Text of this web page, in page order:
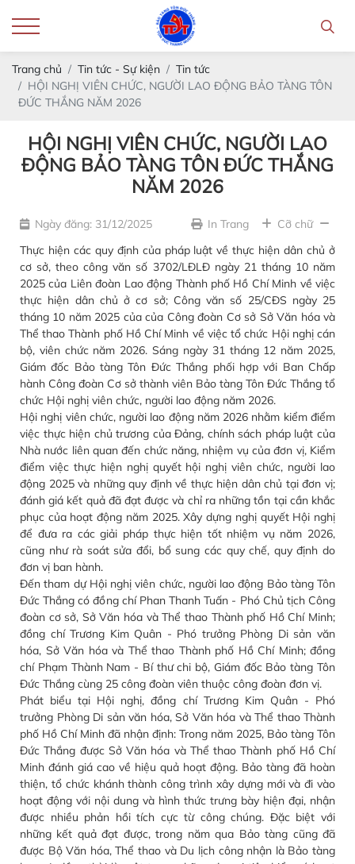
Trang chủ Tin tức - Sự kiện
Tin tức
HỘI NGHỊ VIÊN CHỨC, NGƯỜI LAO ĐỘNG BẢO TÀNG TÔN
ĐỨC THẮNG NĂM 2026
HỘI NGHỊ VIÊN CHỨC, NGƯỜI LAO
ĐỘNG BẢO TÀNG TÔN ĐỨC THẮNG
NĂM 2026
Ngày đăng: 31/12/2025 In Trang
Cỡ chữ
Thực hiện các quy định của pháp luật về thực hiện dân chủ ở
cơ sở, theo công văn số 3702/LĐLĐ ngày 21 tháng 10 năm
2025 của Liên đoàn Lao động Thành phố Hồ Chí Minh về việc
thực hiện dân chủ ở cơ sở; Công văn số 25/CĐS ngày 25
tháng 10 năm 2025 của của Công đoàn Cơ sở Sở Văn hóa và
Thể thao Thành phố Hồ Chí Minh về việc tổ chức Hội nghị cán
bộ, viên chức năm 2026. Sáng ngày 31 tháng 12 năm 2025,
Giám đốc Bảo tàng Tôn Đức Thắng phối hợp với Ban Chấp
hành Công đoàn Cơ sở thành viên Bảo tàng Tôn Đức Thắng tổ
chức Hội nghị viên chức, người lao động năm 2026.
Hội nghị viên chức, người lao động năm 2026 nhằm kiểm điểm
việc thực hiện chủ trương của Đảng, chính sách pháp luật của
Nhà nước liên quan đến chức năng, nhiệm vụ của đơn vị, Kiểm
điểm việc thực hiện nghị quyết hội nghị viên chức, người lao
động 2025 và những quy định về thực hiện dân chủ tại đơn vị;
đánh giá kết quả đã đạt được và chỉ ra những tồn tại cần khắc
phục của hoạt động năm 2025. Xây dựng nghị quyết Hội nghị
để đưa ra các giải pháp thực hiện tốt nhiệm vụ năm 2026,
cũng như rà soát sửa đổi, bổ sung các quy chế, quy định do
đơn vị ban hành.
Đến tham dự Hội nghị viên chức, người lao động Bảo tàng Tôn
Đức Thắng có đồng chí Phan Thanh Tuấn - Phó Chủ tịch Công
đoàn cơ sở, Sở Văn hóa và Thể thao Thành phố Hồ Chí Minh;
đồng chí Trương Kim Quân - Phó trưởng Phòng Di sản văn
hóa, Sở Văn hóa và Thể thao Thành phố Hồ Chí Minh; đồng
chí Phạm Thành Nam - Bí thư chi bộ, Giám đốc Bảo tàng Tôn
Đức Thắng cùng 25 công đoàn viên thuộc công đoàn đơn vị.
Phát biểu tại Hội nghị, đồng chí Trương Kim Quân - Phó
trưởng Phòng Di sản văn hóa, Sở Văn hóa và Thể thao Thành
phố Hồ Chí Minh đã nhận định: Trong năm 2025, Bảo tàng Tôn
Đức Thắng được Sở Văn hóa và Thể thao Thành phố Hồ Chí
Minh đánh giá cao về hiệu quả hoạt động. Bảo tàng đã hoàn
thiện, tổ chức khánh thành công trình xây dựng mới và đi vào
hoạt động với nội dung và hình thức trưng bày hiện đại, nhận
được nhiều phản hồi tích cực từ công chúng. Đặc biệt với
những kết quả đạt được, trong năm qua Bảo tàng cũng đã
được Bộ Văn hóa, Thể thao và Du lịch công nhận là Bảo tàng